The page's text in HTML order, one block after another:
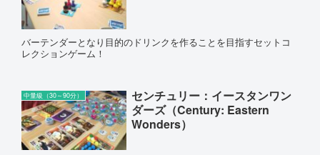
バーテンダーとなり目的のドリンクを作ることを目指すセットコ
レクションゲーム！
中量級（30～90分）
センチュリー：イースタンワン
ダーズ（Century: Eastern
Wonders）